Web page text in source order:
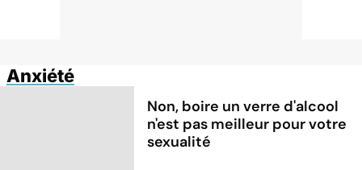
Anxiété
Non, boire un verre d'alcool
n'est pas meilleur pour votre
sexualité